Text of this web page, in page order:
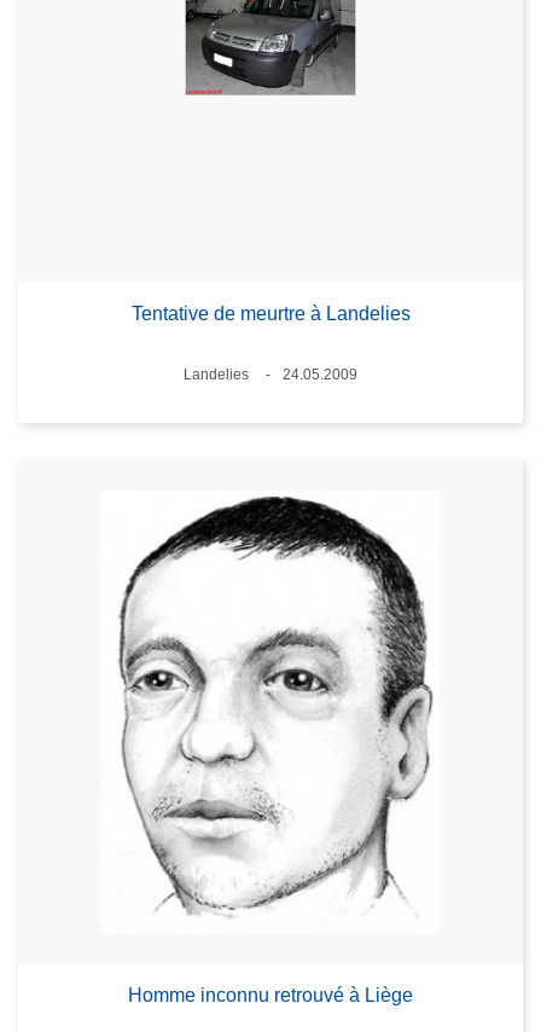
Tentative de meurtre à Landelies
Lieux
Landelies
24.05.2009
Homme inconnu retrouvé à Liège